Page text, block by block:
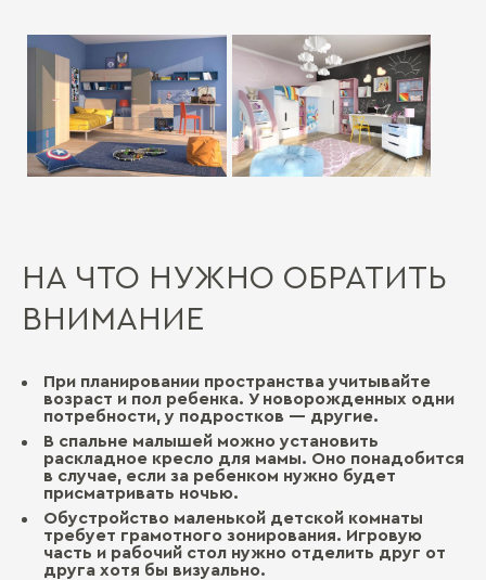
НА ЧТО НУЖНО ОБРАТИТЬ
ВНИМАНИЕ
При планировании пространства учитывайте
возраст и пол ребенка. У новорожденных одни
потребности, у подростков — другие.
В спальне малышей можно установить
раскладное кресло для мамы. Оно понадобится
в случае, если за ребенком нужно будет
присматривать ночью.
Обустройство маленькой детской комнаты
требует грамотного зонирования. Игровую
часть и рабочий стол нужно отделить друг от
друга хотя бы визуально.